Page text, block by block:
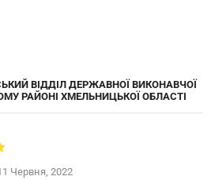
ВІДДІЛ ДЕРЖАВНОЇ ВИКОНАВЧОЇ
РАЙОНІ ХМЕЛЬНИЦЬКОЇ ОБЛАСТІ
Червня, 2022